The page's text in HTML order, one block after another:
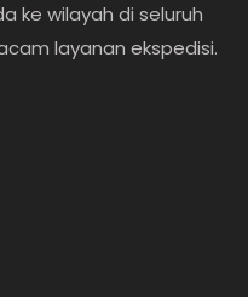
ke wilayah di seluruh
layanan ekspedisi.